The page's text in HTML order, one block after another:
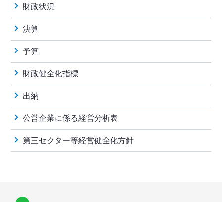
財政状況
決算
予算
財政健全化指標
出納
公営企業に係る経営分析表
第三セクター等経営健全化方針